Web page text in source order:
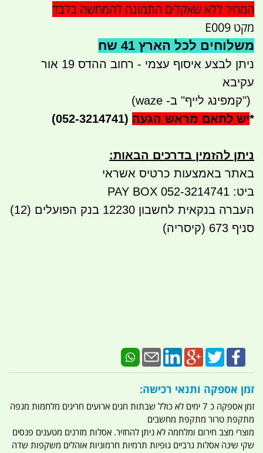
המחיר ללא שאקלים התמונה להמחשה בלבד
מקט E009
משלוחים לכל הארץ 41 שח
ניתן לבצע איסוף עצמי - רחוב ההדס 19 אור
עקיבא
")קמפינג לייף" ב- waze)
*יש לתאם מראש הגעה (052-3214741)
ניתן להזמין בדרכים הבאות:
באתר באמצעות כרטיס אשראי
ביט: 052-3214741 PAY BOX
העברה בנקאית לחשבון 12230 בנק הפועלים (12)
סניף 673 (קיסריה)
זמן אספקה ותנאי רכישה:
זמן אספקה כ 7 ימים לא כולל שבתות חגים ארועים חריגים מלחמות מגפה
מתקפת טרור מתקפת מחשבים
מוצרי מצב חירום ומלחמה לא ניתן להחזיר. אסלות מזרנים מטענים פנסים
שקי שינה אסלות גרביים גופיות תרמיות חרמוניות אוהלים משקפות שדה